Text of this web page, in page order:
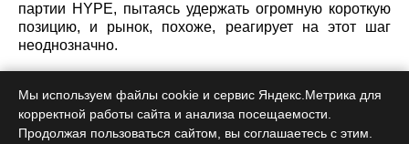
партии HYPE, пытаясь удержать огромную короткую
позицию, и рынок, похоже, реагирует на этот шаг
неоднозначно.
Мы используем файлы cookie и сервис Яндекс.Метрика для
корректной работы сайта и анализа посещаемости.
Продолжая пользоваться сайтом, вы соглашаетесь с этим.